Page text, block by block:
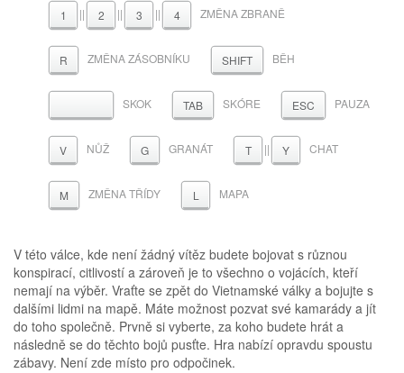
1 || 2 || 3 || 4 ZMĚNA ZBRANĚ
R ZMĚNA ZÁSOBNÍKU SHIFT BĚH
MEZERNÍKSKOK TAB SKÓRE ESC PAUZA
V NŮŽ G GRANÁT T || Y CHAT
M ZMĚNA TŘÍDY L MAPA
V této válce, kde není žádný vítěz budete bojovat s různou
konspirací, citlivostí a zároveň je to všechno o vojácích, kteří
nemají na výběr. Vraťte se zpět do Vietnamské války a bojujte s
dalšími lidmi na mapě. Máte možnost pozvat své kamarády a jít
do toho společně. Prvně si vyberte, za koho budete hrát a
následně se do těchto bojů pusťte. Hra nabízí opravdu spoustu
zábavy. Není zde místo pro odpočinek.